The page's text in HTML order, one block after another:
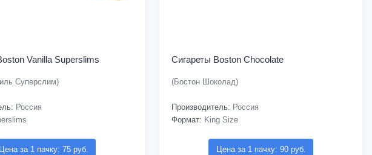
Vanilla Superslims
Суперслим)
Россия
Цена за 1 пачку: 75 руб.
Сигареты Boston Chocolate
(Бостон Шоколад)
Производитель: Россия
Формат: King Size
Цена за 1 пачку: 90 руб.